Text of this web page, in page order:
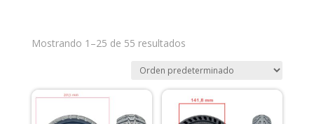
Mostrando 1–25 de 55 resultados